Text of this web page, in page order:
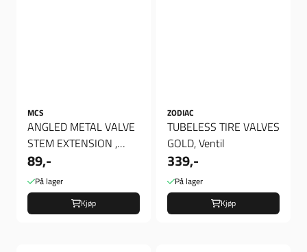
MCS
ANGLED METAL VALVE
STEM EXTENSION ,
ANGLED METAL VALVE
STEM EXTENSION
89,-
På lager
Kjøp
ZODIAC
TUBELESS TIRE VALVES
GOLD, Ventil
339,-
På lager
Kjøp